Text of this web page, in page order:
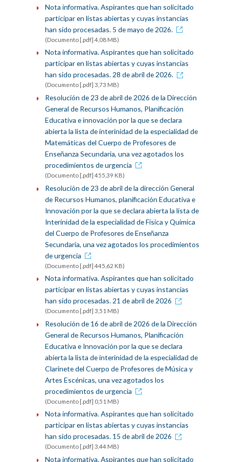
Nota informativa. Aspirantes que han solicitado
participar en listas abiertas y cuyas instancias
han sido procesadas. 5 de mayo de 2026.
(Documento [.pdf] 4,08 MB)
Nota informativa. Aspirantes que han solicitado
participar en listas abiertas y cuyas instancias
han sido procesadas. 28 de abril de 2026.
(Documento [.pdf] 3,73 MB)
Resolución de 23 de abril de 2026 de la Dirección
General de Recursos Humanos, Planificación
Educativa e innovación por la que se declara
abierta la lista de interinidad de la especialidad de
Matemáticas del Cuerpo de Profesores de
Enseñanza Secundaria, una vez agotados los
procedimientos de urgencia
(Documento [.pdf] 455,39 KB)
Resolución de 23 de abril de la dirección General
de Recursos Humanos, planificación Educativa e
Innovación por la que se declara abierta la lista de
Interinidad de la especialidad de Física y Química
del Cuerpo de Profesores de Enseñanza
Secundaria, una vez agotados los procedimientos
de urgencia
(Documento [.pdf] 445,62 KB)
Nota informativa. Aspirantes que han solicitado
participar en listas abiertas y cuyas instancias
han sido procesadas. 21 de abril de 2026
(Documento [.pdf] 3,51 MB)
Resolución de 16 de abril de 2026 de la Dirección
General de Recursos Humanos, Planificación
Educativa e Innovación por la que se declara
abierta la lista de interinidad de la especialidad de
Clarinete del Cuerpo de Profesores de Música y
Artes Escénicas, una vez agotados los
procedimientos de urgencia
(Documento [.pdf] 0,51 MB)
Nota informativa. Aspirantes que han solicitado
participar en listas abiertas y cuyas instancias
han sido procesadas. 15 de abril de 2026
(Documento [.pdf] 3,44 MB)
Nota informativa. Aspirantes que han solicitado